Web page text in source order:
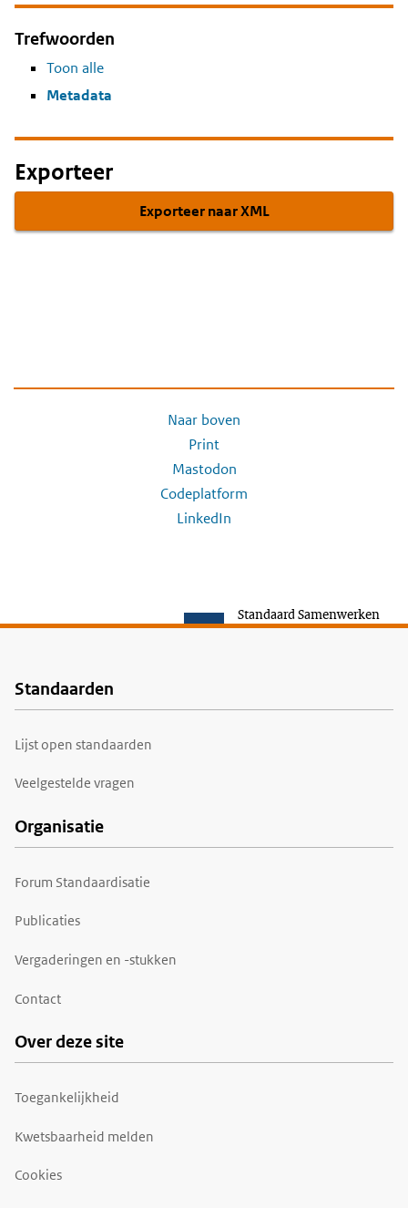
Trefwoorden
Toon alle
Metadata
Exporteer
Exporteer naar XML
Naar boven
Print
Mastodon
Codeplatform
LinkedIn
Standaard Samenwerken
Voet
Standaarden
Lijst open standaarden
Veelgestelde vragen
Organisatie
Forum Standaardisatie
Publicaties
Vergaderingen en -stukken
Contact
Over deze site
Toegankelijkheid
Kwetsbaarheid melden
Cookies